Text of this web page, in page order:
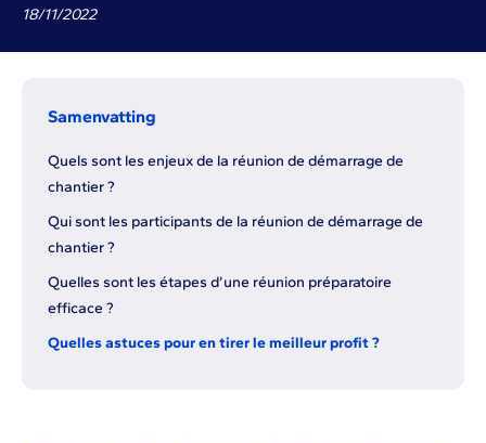
18/11/2022
Samenvatting
Quels sont les enjeux de la réunion de démarrage de
chantier ?
Qui sont les participants de la réunion de démarrage de
chantier ?
Quelles sont les étapes d’une réunion préparatoire
efficace ?
Quelles astuces pour en tirer le meilleur profit ?